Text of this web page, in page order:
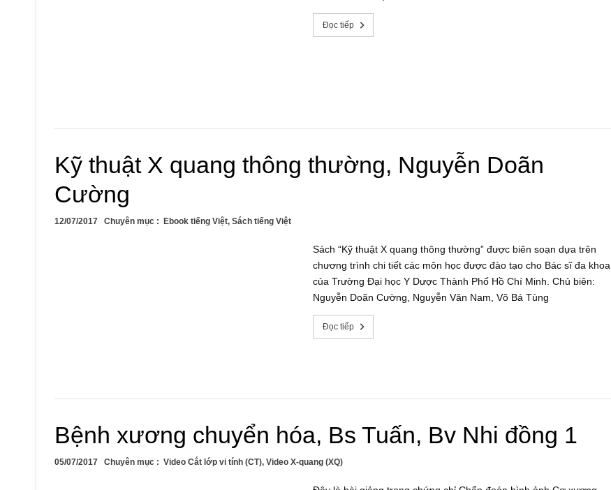
Đọc tiếp
Kỹ thuật X quang thông thường, Nguyễn Doãn
Cường
12/07/2017 Chuyên mục : Ebook tiếng Việt, Sách tiếng Việt
Sách “Kỹ thuật X quang thông thường” được biên soạn dựa trên
chương trình chi tiết các môn học được đào tạo cho Bác sĩ đa khoa
của Trường Đại học Y Dược Thành Phố Hồ Chí Minh. Chủ biên:
Nguyễn Doãn Cường, Nguyễn Văn Nam, Võ Bá Tùng
Đọc tiếp
Bệnh xương chuyển hóa, Bs Tuấn, Bv Nhi đồng 1
05/07/2017 Chuyên mục : Video Cắt lớp vi tính (CT), Video X-quang (XQ)